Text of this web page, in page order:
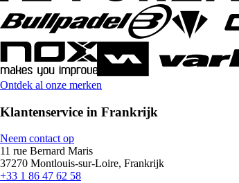
Ontdek al onze merken
Klantenservice in Frankrijk
Neem contact op
11 rue Bernard Maris
37270 Montlouis-sur-Loire, Frankrijk
+33 1 86 47 62 58